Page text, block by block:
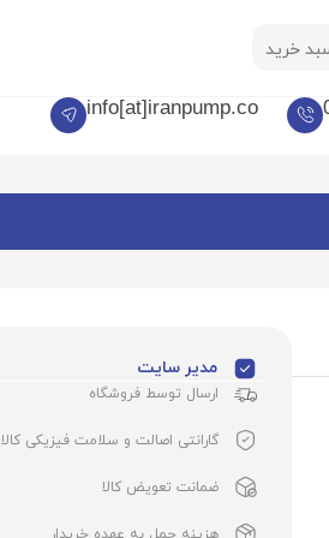
خرید
info[at]iranpump.co
مدیر سایت
ارسال توسط فروشگاه
گارانتی اصالت و سلامت فیزیکی کالا
ضمانت تعویض کالا
هزینه حمل به عهده خریدار